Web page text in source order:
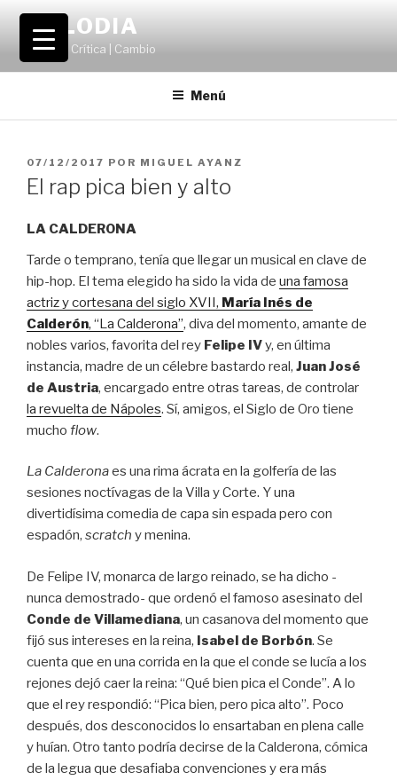
Saltar
contenido
VOLODIA
Teatro | Crítica | Cambio
Menú
PUBLICADO
EL
07/12/2017 POR MIGUEL AYANZ
El rap pica bien y alto
LA CALDERONA
Tarde o temprano, tenía que llegar un musical en clave de
hip-hop. El tema elegido ha sido la vida de una famosa
actriz y cortesana del siglo XVII, María Inés de
Calderón, “La Calderona”, diva del momento, amante de
nobles varios, favorita del rey Felipe IVy, en última
instancia, madre de un célebre bastardo real, Juan José
de Austria, encargado entre otras tareas, de controlar
la revuelta de Nápoles. Sí, amigos, el Siglo de Oro tiene
mucho flow.
La Calderonaes una rima ácrata en la golfería de las
sesiones noctívagas de la Villa y Corte. Y una
divertidísima comedia de capa sin espada pero con
espadón, scratch y menina.
De Felipe IV, monarca de largo reinado, se ha dicho -
nunca demostrado- que ordenó el famoso asesinato del
Conde de Villamediana, un casanova del momento que
fijó sus intereses en la reina, Isabel de Borbón. Se
cuenta que en una corrida en la que el conde se lucía a los
rejones dejó caer la reina: “Qué bien pica el Conde”. A lo
que el rey respondió: “Pica bien, pero pica alto”. Poco
después, dos desconocidos lo ensartaban en plena calle
y huían. Otro tanto podría decirse de la Calderona, cómica
de la legua que desafiaba convenciones y era más